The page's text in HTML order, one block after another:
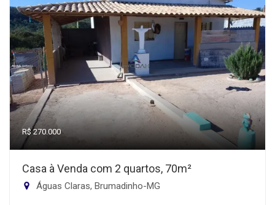
R$ 270.000
Casa à Venda com 2 quartos, 70m²
Águas Claras, Brumadinho-MG